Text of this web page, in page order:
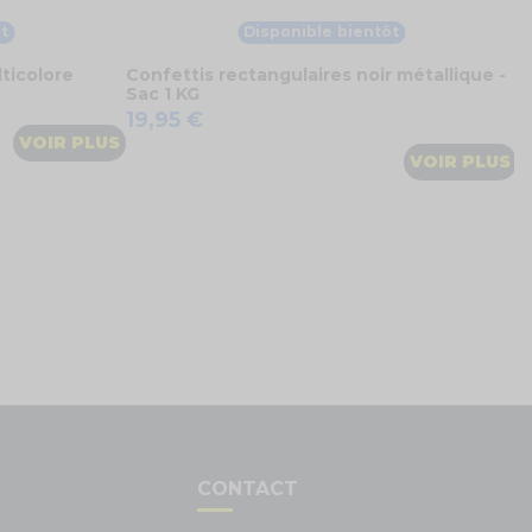
VOIR PLUS
Disponible bientôt
Confettis rectangulaires noir métallique -
Sac 1 KG
19,95 €
VOIR PLUS
CONTACT